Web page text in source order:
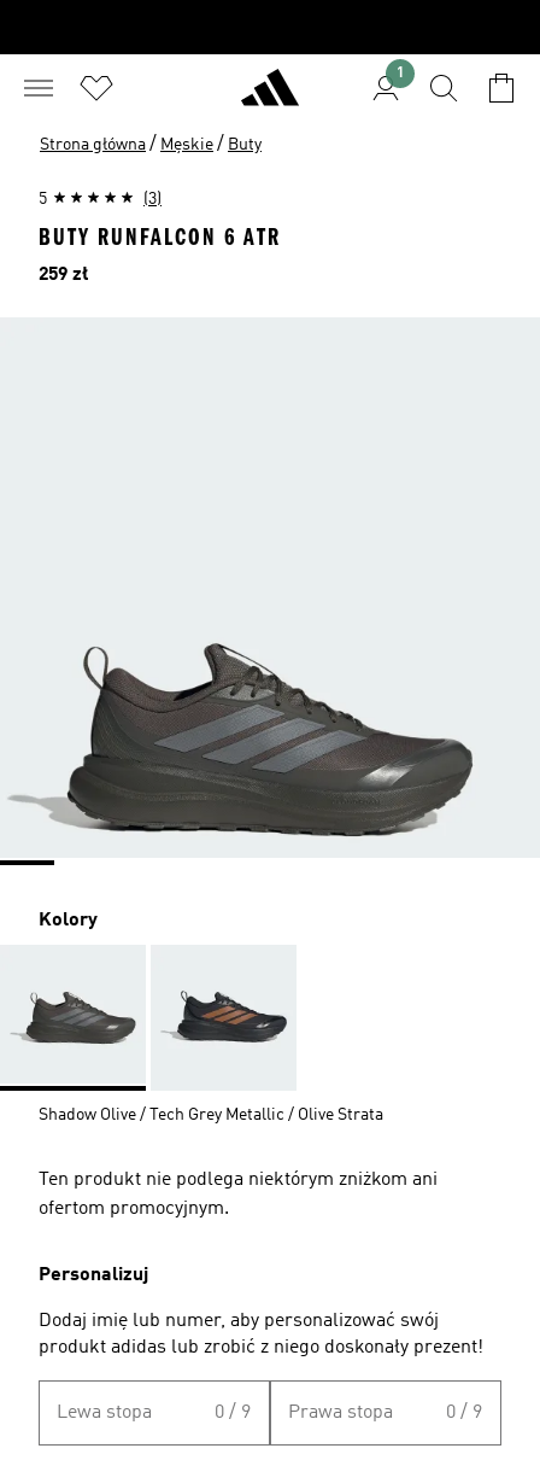
1
Strona główna / Męskie / Buty
5 (3)
BUTY RUNFALCON 6 ATR
Cena
259 zł
Kolory
Shadow Olive / Tech Grey Metallic / Olive Strata
Ten produkt nie podlega niektórym zniżkom ani
ofertom promocyjnym.
Personalizuj
Dodaj imię lub numer, aby personalizować swój
produkt adidas lub zrobić z niego doskonały prezent!
Lewa stopa 0 / 9 Prawa stopa 0 / 9